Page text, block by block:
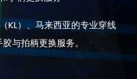
KL）、马来西亚的专业穿线
与拍柄更换服务。